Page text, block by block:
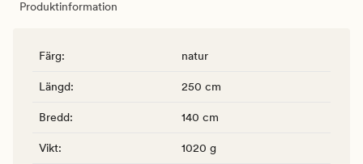
Produktinformation
Färg: natur
Längd: 250 cm
Bredd: 140 cm
Vikt: 1020 g